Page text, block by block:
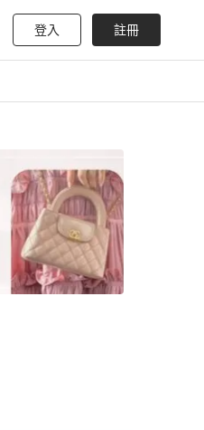
登入 註冊